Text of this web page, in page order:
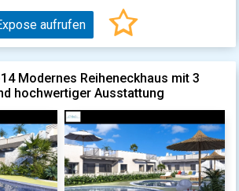
aufrufen
Modernes Reiheneckhaus mit 3
hochwertiger Ausstattung